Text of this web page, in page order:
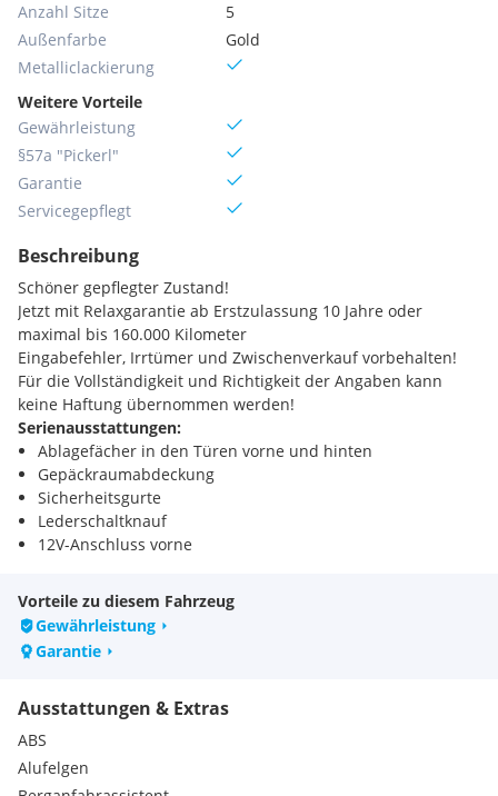
Anzahl Sitze
5
Außenfarbe
Gold
Metallic­lackierung
Weitere Vorteile
Gewährleistung
§57a "Pickerl"
Garantie
Servicegepflegt
Beschreibung
Schöner gepflegter Zustand!
Jetzt mit Relaxgarantie ab Erstzulassung 10 Jahre oder
maximal bis 160.000 Kilometer
Eingabefehler, Irrtümer und Zwischenverkauf vorbehalten!
Für die Vollständigkeit und Richtigkeit der Angaben kann
keine Haftung übernommen werden!
Serienausstattungen:
Ablagefächer in den Türen vorne und hinten
Gepäckraumabdeckung
Sicherheitsgurte
Lederschaltknauf
12V-Anschluss vorne
Außenspiegel in Wagenfarbe lackiert
Handschuhfach
Parkbremse, elektrisch
Fernbedienung für Zentralverriegelung
Kofferraumboden höhenverstellbar
Kopfstützen vorne und hinten höhenverstellbar
Smartphone Integration
Vorteile zu diesem Fahrzeug
Gewährleistung
Garantie
Ausstattungen & Extras
ABS
Alufelgen